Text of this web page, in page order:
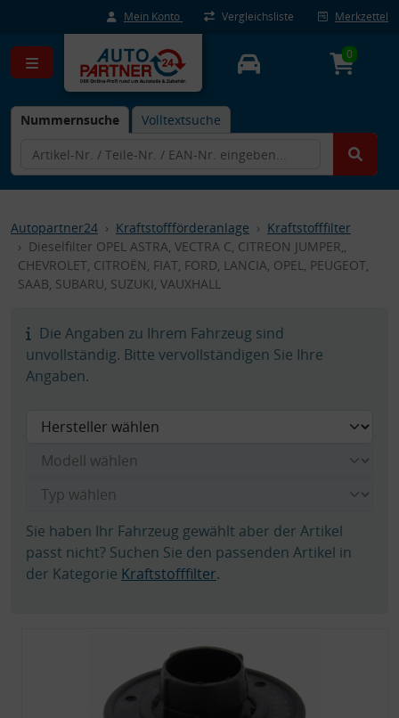
Mein Konto Vergleichsliste Merkzettel
Nummernsuche Volltextsuche
0
Autopartner24 Kraftstoffförderanlage
Kraftstofffilter
Dieselfilter OPEL ASTRA, VECTRA C, CITREON JUMPER,,
CHEVROLET, CITROËN, FIAT, FORD, LANCIA, OPEL, PEUGEOT,
SAAB, SUBARU, SUZUKI, VAUXHALL
Die Angaben zu Ihrem Fahrzeug sind
unvollständig. Bitte vervollständigen Sie Ihre
Angaben.
Sie haben Ihr Fahrzeug gewählt aber der Artikel
passt nicht? Suchen Sie den passenden Artikel in
der Kategorie Kraftstofffilter.